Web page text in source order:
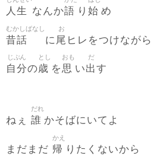
人生 なんか語 り 始 め
昔話
むかしばなし
に 尾
お
ヒレをつけながら
自分
じぶん
の歳
とし
を思
おも
い出
だ
す
ねぇ 誰
だれ
かそばにいてよ
まだまだ 帰
かえ
りたくないから